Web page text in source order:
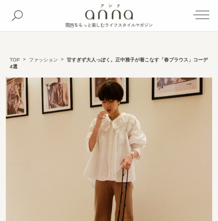
関西をもっと楽しむライフスタイルマガジン
TOP ファッション
甘すぎず大人っぽく。正中雅子が着こなす「春ブラウス」コーデ
4選